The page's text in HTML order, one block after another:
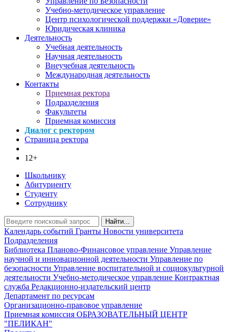
Учебно-методическое управление
Центр психологической поддержки «Доверие»
Юридическая клиника
Деятельность
Учебная деятельность
Научная деятельность
Внеучебная деятельность
Международная деятельность
Контакты
Приемная ректора
Подразделения
Факультеты
Приемная комиссия
Диалог с ректором
Страница ректора
12+
Школьнику
Абитуриенту
Студенту
Сотруднику
Найти...
Календарь событий Гранты Новости университета
Подразделения
Библиотека Планово-Финансовое управление Управление
научной и инновационной деятельности Управление по
безопасности Управление воспитательной и социокультурной
деятельности Учебно-методическое управление Контрактная
служба Редакционно-издательский центр
Департамент по ресурсам
Организационно-правовое управление
Приемная комиссия ОБРАЗОВАТЕЛЬНЫЙ ЦЕНТР
"ПЕЛИКАН"